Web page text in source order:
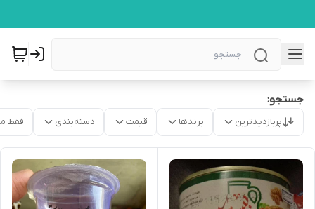
جستجو:
پربازدیدترین برندها قیمت دسته‌بندی فقط